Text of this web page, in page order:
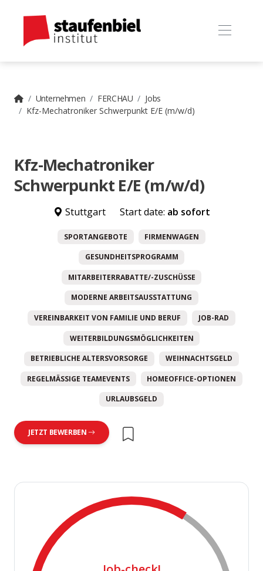
Unternehmen FERCHAU
Jobs
Kfz-Mechatroniker Schwerpunkt E/E (m/w/d)
Kfz-Mechatroniker
Schwerpunkt E/E (m/w/d)
Stuttgart Start date: ab sofort
SPORTANGEBOTE FIRMENWAGEN
GESUNDHEITSPROGRAMM
MITARBEITERRABATTE/-ZUSCHÜSSE
MODERNE ARBEITSAUSSTATTUNG
VEREINBARKEIT VON FAMILIE UND BERUF JOB-RAD
WEITERBILDUNGSMÖGLICHKEITEN
BETRIEBLICHE ALTERSVORSORGE WEIHNACHTSGELD
REGELMÄSSIGE TEAMEVENTS HOMEOFFICE-OPTIONEN
URLAUBSGELD
JETZT BEWERBEN